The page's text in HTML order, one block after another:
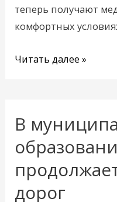
теперь получают
комфортных
ФАП
Читать далее »
В
дорог
В
муниципальных
образованиях
Кузбасса
продолжается